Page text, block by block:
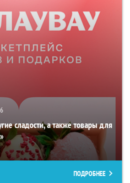
6
сладости, а также товары для
ПОДРОБНЕЕ